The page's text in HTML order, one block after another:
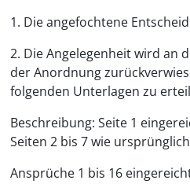
1. Die angefochtene
2. Die Angelegenheit wird an
der Anordnung
folgenden Unterlagen zu
Beschreibung: Seite 1
Seiten 2 bis 7 wie
Ansprüche 1 bis 16